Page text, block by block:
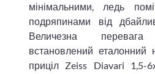
мінімальними, ледь
подряпинами від
Величезна
встановлений еталонний
приціл Zeiss Diavari 1,5-